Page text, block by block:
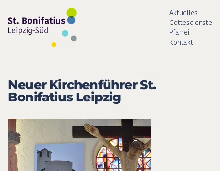
Aktuelles
Gottesdienste
Pfarrei
Kontakt
Neuer Kirchenführer St.
Bonifatius Leipzig